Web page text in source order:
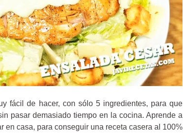
fácil de hacer, con sólo 5 ingredientes, para que
pasar demasiado tiempo en la cocina. Aprende a
en casa, para conseguir una receta casera al 100%